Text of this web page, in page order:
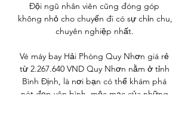
Đội ngũ nhân viên cũng đóng góp
không nhỏ cho chuyến đi có sự chỉn chu,
chuyên nghiệp nhất.
Vé máy bay Hải Phòng Quy Nhơn giá rẻ
từ 2.267.640 VND Quy Nhơn nằm ở tỉnh
Bình Định, là nơi bạn có thể khám phá
nét đẹp yên bình, mộc mạc của những